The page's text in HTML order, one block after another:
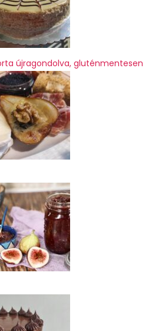
újragondolva, gluténmentesen